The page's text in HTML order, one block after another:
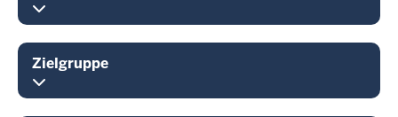
Zielgruppe